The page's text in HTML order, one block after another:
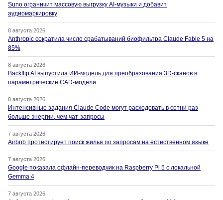
Suno ограничит массовую выгрузку AI-музыки и добавит
аудиомаркировку
8 августа 2026
Anthropic сократила число срабатываний биофильтра Claude Fable 5 на
85%
8 августа 2026
Backflip AI выпустила ИИ-модель для преобразования 3D-сканов в
параметрические CAD-модели
8 августа 2026
Интенсивные задания Claude Code могут расходовать в сотни раз
больше энергии, чем чат-запросы
7 августа 2026
Airbnb протестирует поиск жилья по запросам на естественном языке
7 августа 2026
Google показала офлайн-переводчик на Raspberry Pi 5 с локальной
Gemma 4
7 августа 2026